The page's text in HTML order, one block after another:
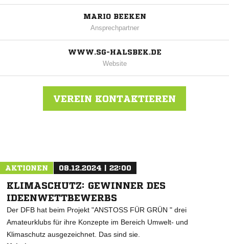
MARIO BEEKEN
Ansprechpartner
WWW.SG-HALSBEK.DE
Website
VEREIN KONTAKTIEREN
AKTIONEN 08.12.2024 | 22:00
KLIMASCHUTZ: GEWINNER DES
IDEENWETTBEWERBS
Der DFB hat beim Projekt "ANSTOSS FÜR GRÜN " drei
Amateurklubs für ihre Konzepte im Bereich Umwelt- und
Klimaschutz ausgezeichnet. Das sind sie.